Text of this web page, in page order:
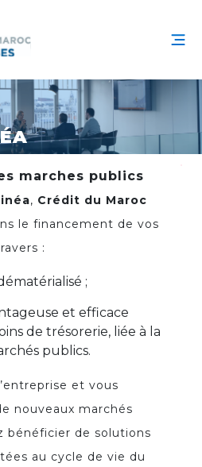
marches publics
, Crédit du Maroc
le financement de vos
:
;
et efficace
de trésorerie, liée à la
publics.
et vous
nouveaux marchés
bénéficier de solutions
au cycle de vie du